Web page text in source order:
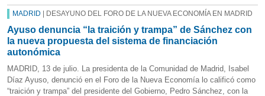
MADRID | DESAYUNO DEL FORO DE LA NUEVA ECONOMÍA EN MADRID
Ayuso denuncia “la traición y trampa” de Sánchez con
la nueva propuesta del sistema de financiación
autonómica
MADRID, 13 de julio. La presidenta de la Comunidad de Madrid, Isabel
Díaz Ayuso, denunció en el Foro de la Nueva Economía lo calificó como
“traición y trampa” del presidente del Gobierno, Pedro Sánchez, con la